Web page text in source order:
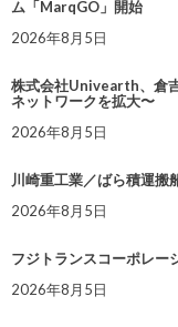
ム「MarqGO」開始
2026年8月5日
株式会社Univearth、倉
ネットワークを拡大〜
2026年8月5日
川崎重工業／ばら積運搬
2026年8月5日
フジトランスコーポレー
2026年8月5日